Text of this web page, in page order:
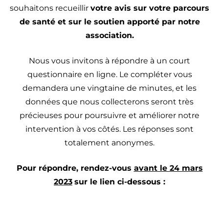
souhaitons recueillir votre avis sur votre parcours
de santé et sur le soutien apporté par notre
association.
Nous vous invitons à répondre à un court
questionnaire en ligne. Le compléter vous
demandera une vingtaine de minutes, et les
données que nous collecterons seront très
précieuses pour poursuivre et améliorer notre
intervention à vos côtés. Les réponses sont
totalement anonymes.
Pour répondre, rendez-vous avant le 24 mars
2023 sur le lien ci-dessous :